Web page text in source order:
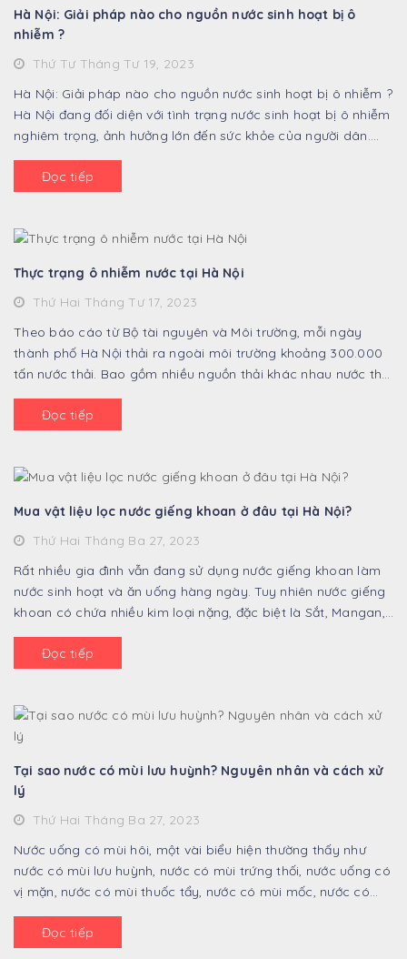
Hà Nội: Giải pháp nào cho nguồn nước sinh hoạt bị ô
nhiễm ?
Thứ Tư Tháng Tư 19, 2023
Hà Nội: Giải pháp nào cho nguồn nước sinh hoạt bị ô nhiễm ?
Hà Nội đang đối diện với tình trạng nước sinh hoạt bị ô nhiễm
nghiêm trọng, ảnh hưởng lớn đến sức khỏe của người dân.
Chất lượng nước ...
Đọc tiếp
Thực trạng ô nhiễm nước tại Hà Nội
Thứ Hai Tháng Tư 17, 2023
Theo báo cáo từ Bộ tài nguyên và Môi trường, mỗi ngày
thành phố Hà Nội thải ra ngoài môi trường khoảng 300.000
tấn nước thải. Bao gồm nhiều nguồn thải khác nhau nước thải
sinh hoạt, nước thải công ...
Đọc tiếp
Mua vật liệu lọc nước giếng khoan ở đâu tại Hà Nội?
Thứ Hai Tháng Ba 27, 2023
Rất nhiều gia đình vẫn đang sử dụng nước giếng khoan làm
nước sinh hoạt và ăn uống hàng ngày. Tuy nhiên nước giếng
khoan có chứa nhiều kim loại nặng, đặc biệt là Sắt, Mangan,
Asen. Những kim loại này ...
Đọc tiếp
Tại sao nước có mùi lưu huỳnh? Nguyên nhân và cách xử
lý
Thứ Hai Tháng Ba 27, 2023
Nước uống có mùi hôi, một vài biểu hiện thường thấy như
nước có mùi lưu huỳnh, nước có mùi trứng thối, nước uống có
vị mặn, nước có mùi thuốc tẩy, nước có mùi mốc, nước có
mùi tanh, nước có mùi kim ...
Đọc tiếp